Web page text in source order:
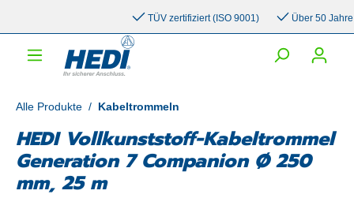
TÜV zertifiziert (ISO 9001) Über 50 Jahre
Alle Produkte / Kabeltrommeln
HEDI Vollkunststoff-Kabeltrommel
Generation 7 Companion Ø 250
mm, 25 m